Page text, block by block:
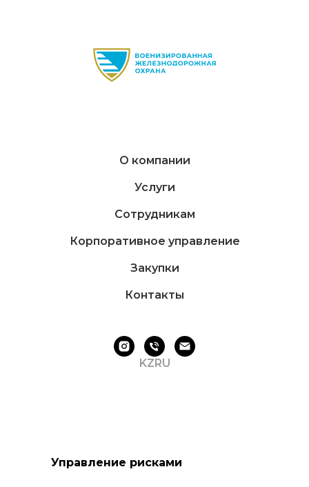
О компании
Услуги
Сотрудникам
Корпоративное управление
Закупки
Контакты
KZ RU
Управление рисками